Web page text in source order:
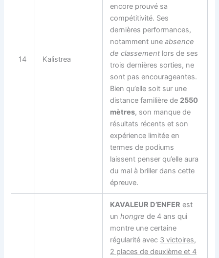
14 Kalistrea
encore prouvé sa
compétitivité. Ses
dernières performances,
notamment uneabsence
de classement lors de ses
trois dernières sorties, ne
sont pas encourageantes.
Bien qu’elle soit sur une
distance familière de 2550
mètres, son manque de
résultats récents et son
expérience limitée en
termes de podiums
laissent penser qu’elle aura
du mal à briller dans cette
épreuve.
KAVALEUR D’ENFER est
unhongre de 4 ans qui
montre une certaine
régularité avec 3 victoires,
2 places de deuxième et 4